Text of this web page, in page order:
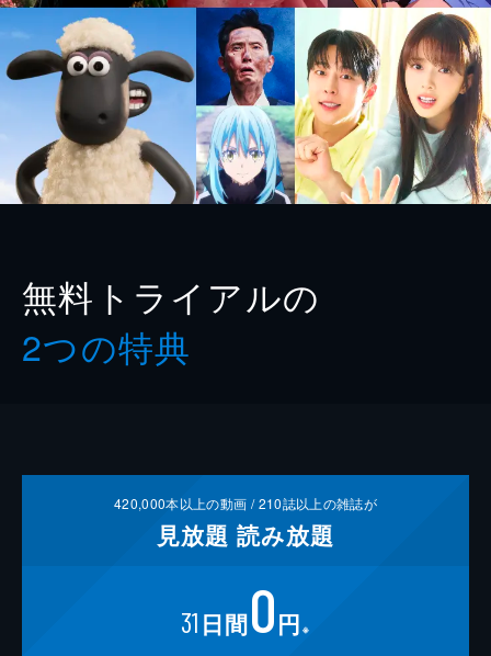
無料トライアルの
2つの特典
420,000本以上の動画 /210誌以上の雑誌が
見放題 読み放題
31 日間0円 ※